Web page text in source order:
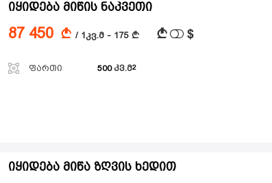
იყიდება მიწის ნაკვეთი
87 450 A / 1კვ.მ - 175 A A $
ფართი 500 კვ.მ
იყიდება მიწა ზღვის ხედით